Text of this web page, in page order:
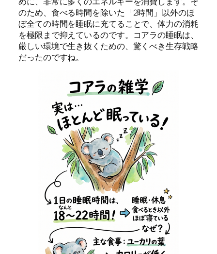
のため、食べる時間を除いた「2時間」以外のほ
ぼ全ての時間を睡眠に充てることで、体力の消耗
を極限まで抑えているのです。コアラの睡眠は、
厳しい環境で生き抜くための、驚くべき生存戦略
だったのですね。